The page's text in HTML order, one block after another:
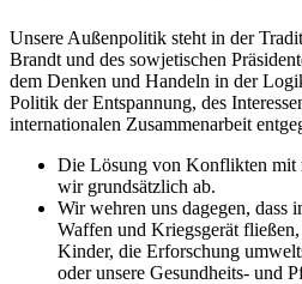
Unsere Außenpolitik steht in der
Brandt und des sowjetischen
dem Denken und Handeln in der
Politik der Entspannung, des
internationalen Zusammenarbeit
Die Lösung von Konflikten mit
wir grundsätzlich ab.
Wir wehren uns dagegen, dass
Waffen und Kriegsgerät
Kinder, die Erforschung
oder unsere Gesundheits- und